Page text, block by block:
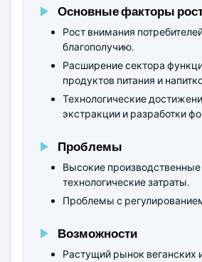
Основные факторы
Рост внимания
благополучию.
Расширение сектора
продуктов питания и
Технологические
экстракции и разработки
Проблемы
Высокие производственные
технологические затраты.
Проблемы с
Возможности
Растущий рынок веганских